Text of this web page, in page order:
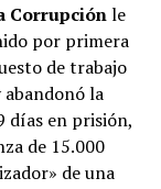
Corrupciónle
por primera
de trabajo
abandonó la
días en prisión,
de 15.000
de una